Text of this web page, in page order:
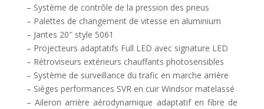
– Système de contrôle de la pression des pneus
– Palettes de changement de vitesse en aluminium
– Jantes 20″ style 5061
– Projecteurs adaptatifs Full LED avec signature LED
– Rétroviseurs extérieurs chauffants photosensibles
– Système de surveillance du trafic en marche arrière
– Sièges performances SVR en cuir Windsor matelassé
– Aileron arrière aérodynamique adaptatif en fibre de